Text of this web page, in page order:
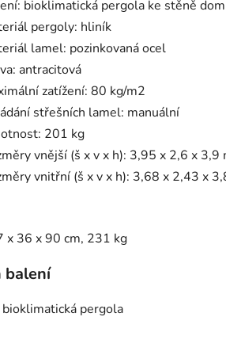
bioklimatická pergola ke stěně
pergoly: hliník
lamel: pozinkovaná ocel
antracitová
zatížení: 80 kg/m2
střešních lamel: manuální
201 kg
vnější (š x v x h): 3,95 x 2,6 x 3,9
vnitřní (š x v x h): 3,68 x 2,43 x
x 36 x 90 cm, 231 kg
balení
bioklimatická pergola